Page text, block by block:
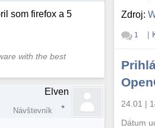
som firefox a 5
with the best
Elven
Návštevník
Zdroj:
1 |
24.01 |
Dátum